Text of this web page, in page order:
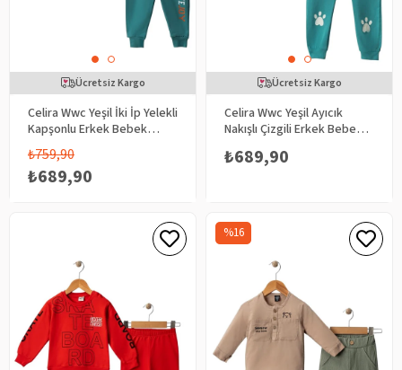
Celira Wwc Yeşil İki İp Yelekli
Kapşonlu Erkek Bebek
Takım
₺689,90
₺759,90
Ücretsiz Kargo
Celira Wwc Yeşil Ayıcık
Nakışlı Çizgili Erkek Bebek
₺689,90
Ücretsiz Kargo
%16